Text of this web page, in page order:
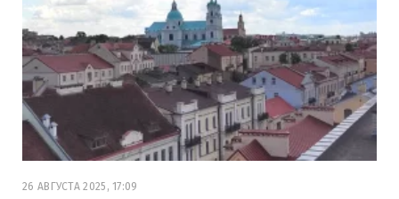
26 АВГУСТА 2025, 17:09